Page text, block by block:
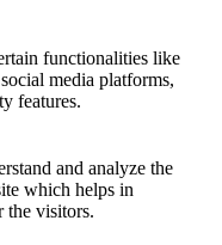
functionalities like
media platforms,
features.
and analyze the
which helps in
the visitors.